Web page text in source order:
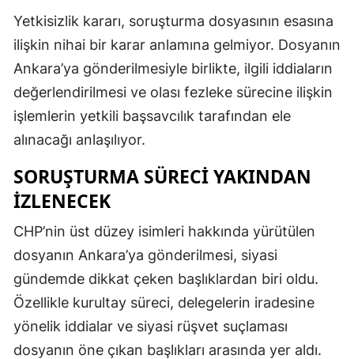
Yetkisizlik kararı, soruşturma dosyasının esasına
ilişkin nihai bir karar anlamına gelmiyor. Dosyanın
Ankara’ya gönderilmesiyle birlikte, ilgili iddiaların
değerlendirilmesi ve olası fezleke sürecine ilişkin
işlemlerin yetkili başsavcılık tarafından ele
alınacağı anlaşılıyor.
SORUŞTURMA SÜRECI YAKINDAN
IZLENECEK
CHP’nin üst düzey isimleri hakkında yürütülen
dosyanın Ankara’ya gönderilmesi, siyasi
gündemde dikkat çeken başlıklardan biri oldu.
Özellikle kurultay süreci, delegelerin iradesine
yönelik iddialar ve siyasi rüşvet suçlaması
dosyanın öne çıkan başlıkları arasında yer aldı.